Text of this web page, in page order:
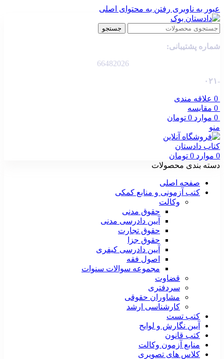
عبور به ناوبری رفتن به محتوای اصلی
جستجو
شماره پشتیبانی:
66482026
-۰۲۱
0 علاقه مندی
0 مقایسه
0 موارد 0 تومان
منو
0 موارد 0 تومان
دسته بندی محصولات
صفحه اصلی
کتب آزمونی و منابع کمکی
وکالت
حقوق مدنی
آیین دادرسی مدنی
حقوق تجارت
حقوق جزا
آیین دادرسی کیفری
اصول فقه
مجموعه سوالات سنوات
قضاوت
سردفتری
مشاوران حقوقی
کارشناسی ارشد
کتب تست
آیین نگارش و لوایح
کتب قانون
منابع آزمون وکالت
کلاس های تصویری